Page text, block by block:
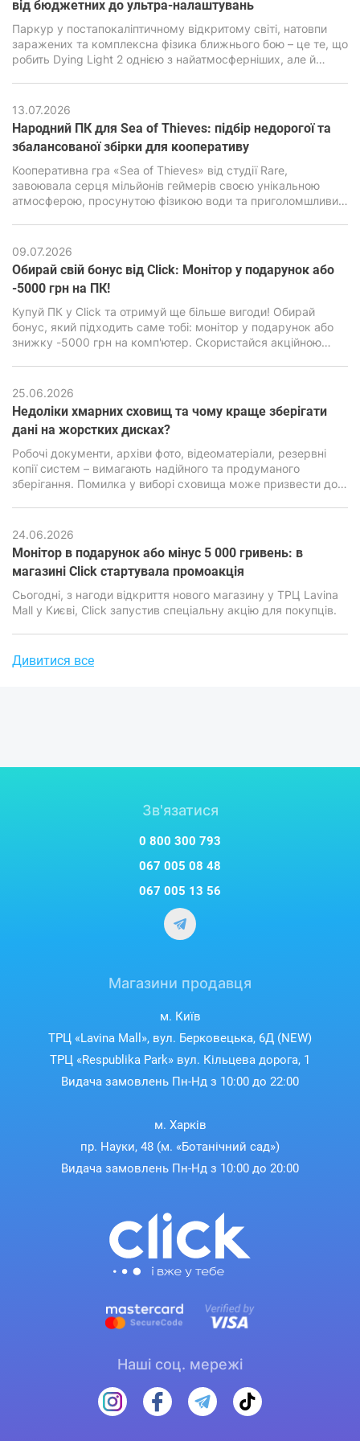
від бюджетних до ультра-налаштувань
Паркур у постапокаліптичному відкритому світі, натовпи
заражених та комплексна фізика ближнього бою – це те, що
робить Dying Light 2 однією з найатмосферніших, але й
гарну картинку, просунуту симуляцію та реалістичну фізику
вимагає підвищеної продуктивності від ПК.
13.07.2026
Народний ПК для Sea of ​​Thieves: підбір недорогої та
збалансованої збірки для кооперативу
Кооперативна гра «Sea of ​​Thieves» від студії Rare,
завоювала серця мільйонів геймерів своєю унікальною
атмосферою, просунутою фізикою води та приголомшливим
навантажити навіть сучасні ПК, особливо бюджетного
класу.
09.07.2026
Обирай свій бонус від Click: Монітор у подарунок або
-5000 грн на ПК!
Купуй ПК у Click та отримуй ще більше вигоди! Обирай
бонус, який підходить саме тобі: монітор у подарунок або
знижку -5000 грн на комп'ютер. Скористайся акційною
25.06.2026
Недоліки хмарних сховищ та чому краще зберігати
дані на жорстких дисках?
Робочі документи, архіви фото, відеоматеріали, резервні
копії систем – вимагають надійного та продуманого
зберігання. Помилка у виборі сховища може призвести до
сервісами та локальними накопичувачами стоїть особливо
гостро.
24.06.2026
Монітор в подарунок або мінус 5 000 гривень: в
магазині Click стартувала промоакція
​​​​​​​Сьогодні, з нагоди відкриття нового магазину у ТРЦ Lavina
Mall у Києві, Click запустив спеціальну акцію для покупців.
Дивитися все
Зв'язатися
0 800 300 793
067 005 08 48
067 005 13 56
Магазини продавця
м. Київ
ТРЦ «Lavina Mall», вул. Берковецька, 6Д (NEW)
ТРЦ «Respublika Park» вул. Кільцева дорога, 1
Видача замовлень Пн-Нд з 10:00 до 22:00
м. Харків
пр. Науки, 48 (м. «Ботанічний сад»)
Видача замовлень Пн-Нд з 10:00 до 20:00
Наші соц. мережі